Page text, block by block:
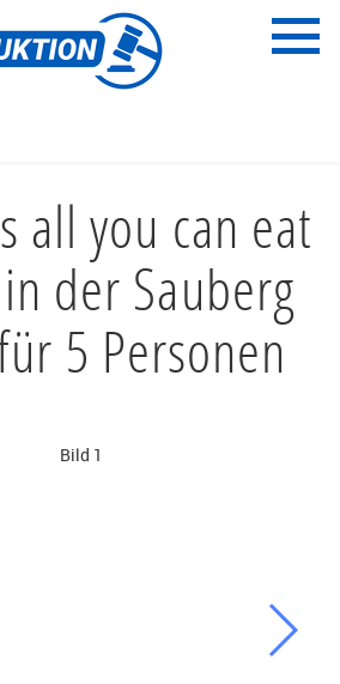
Menü
all you can eat
der Sauberg
5 Personen